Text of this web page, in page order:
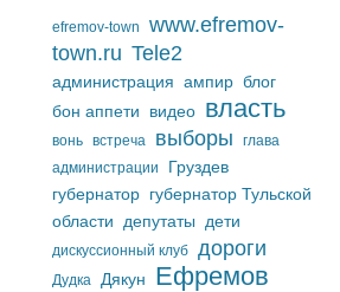
efremov-town
www.efremov-
town.ru Tele2
администрация ампир блог
бон аппети
видео власть
вонь встреча выборы
глава
администрации
Груздев
губернатор губернатор Тульской
области
депутаты дети
дискуссионный клуб дороги
Дудка Дякун Ефремов